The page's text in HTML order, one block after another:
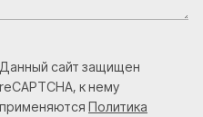
Данный сайт защищен
reCAPTCHA, к нему
применяются Политика